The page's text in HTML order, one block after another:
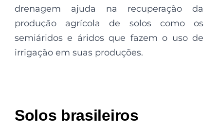
drenagem ajuda na recuperação da
produção agrícola de solos como os
semiáridos e áridos que fazem o uso de
irrigação em suas produções.
Solos brasileiros